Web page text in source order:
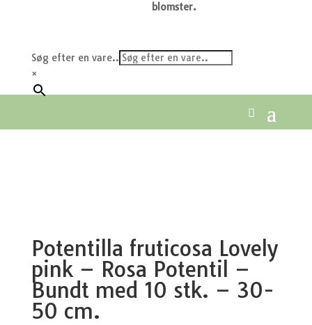
blomster.
Søg efter en vare..
×
Potentilla fruticosa Lovely
pink – Rosa Potentil –
Bundt med 10 stk. – 30-
50 cm.